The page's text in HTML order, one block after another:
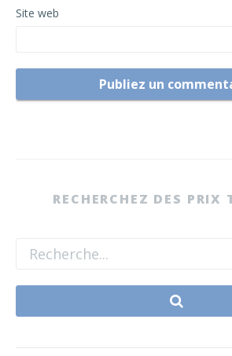
Site web
RECHERCHEZ DES PRIX